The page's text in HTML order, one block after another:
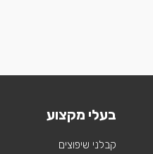
בעלי מקצוע
קבלני שיפוצים